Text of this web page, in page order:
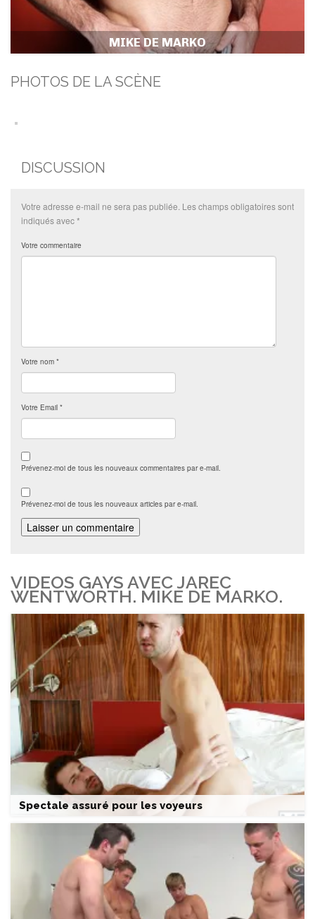
MIKE DE MARKO
PHOTOS DE LA SCÈNE
DISCUSSION
Votre adresse e-mail ne sera pas publiée. Les champs obligatoires sont
indiqués avec*
Votre commentaire
Votre nom *
Votre Email *
Prévenez-moi de tous les nouveaux commentaires par e-mail.
Prévenez-moi de tous les nouveaux articles par e-mail.
VIDEOS GAYS AVEC JAREC
WENTWORTH. MIKE DE MARKO.
Spectale assuré pour les voyeurs